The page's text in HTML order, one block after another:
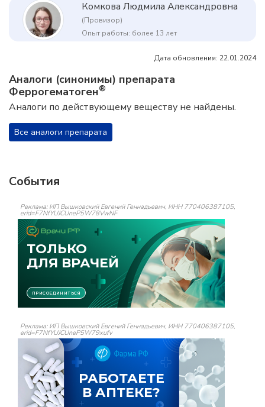
Комкова Людмила Александровна
(Провизор)
Опыт работы: более 13 лет
Дата обновления: 22.01.2024
Аналоги (синонимы) препарата
Феррогематоген®
Аналоги по действующему веществу не найдены.
Все аналоги препарата
События
Реклама: ИП Вышковский Евгений Геннадьевич, ИНН 770406387105,
erid=F7NfYUJCUneP5W78VwNF
Реклама: ИП Вышковский Евгений Геннадьевич, ИНН 770406387105,
erid=F7NfYUJCUneP5W79xufv